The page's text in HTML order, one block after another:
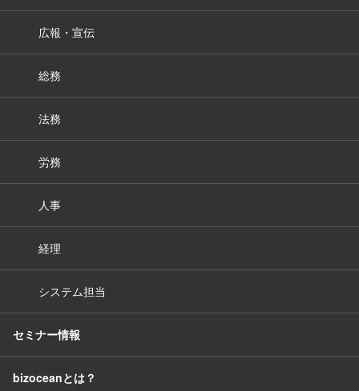
広報・宣伝
総務
法務
労務
人事
経理
システム担当
セミナー情報
bizoceanとは？